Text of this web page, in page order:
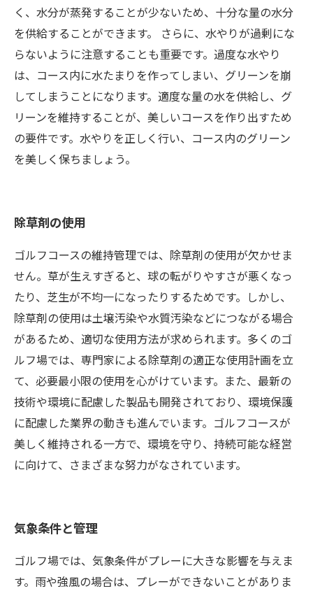
く、水分が蒸発することが少ないため、十分な量の水分
を供給することができます。 さらに、水やりが過剰にな
らないように注意することも重要です。過度な水やり
は、コース内に水たまりを作ってしまい、グリーンを崩
してしまうことになります。適度な量の水を供給し、グ
リーンを維持することが、美しいコースを作り出すため
の要件です。水やりを正しく行い、コース内のグリーン
を美しく保ちましょう。
除草剤の使用
ゴルフコースの維持管理では、除草剤の使用が欠かせま
せん。草が生えすぎると、球の転がりやすさが悪くなっ
たり、芝生が不均一になったりするためです。しかし、
除草剤の使用は土壌汚染や水質汚染などにつながる場合
があるため、適切な使用方法が求められます。多くのゴ
ルフ場では、専門家による除草剤の適正な使用計画を立
て、必要最小限の使用を心がけています。また、最新の
技術や環境に配慮した製品も開発されており、環境保護
に配慮した業界の動きも進んでいます。ゴルフコースが
美しく維持される一方で、環境を守り、持続可能な経営
に向けて、さまざまな努力がなされています。
気象条件と管理
ゴルフ場では、気象条件がプレーに大きな影響を与えま
す。雨や強風の場合は、プレーができないことがありま